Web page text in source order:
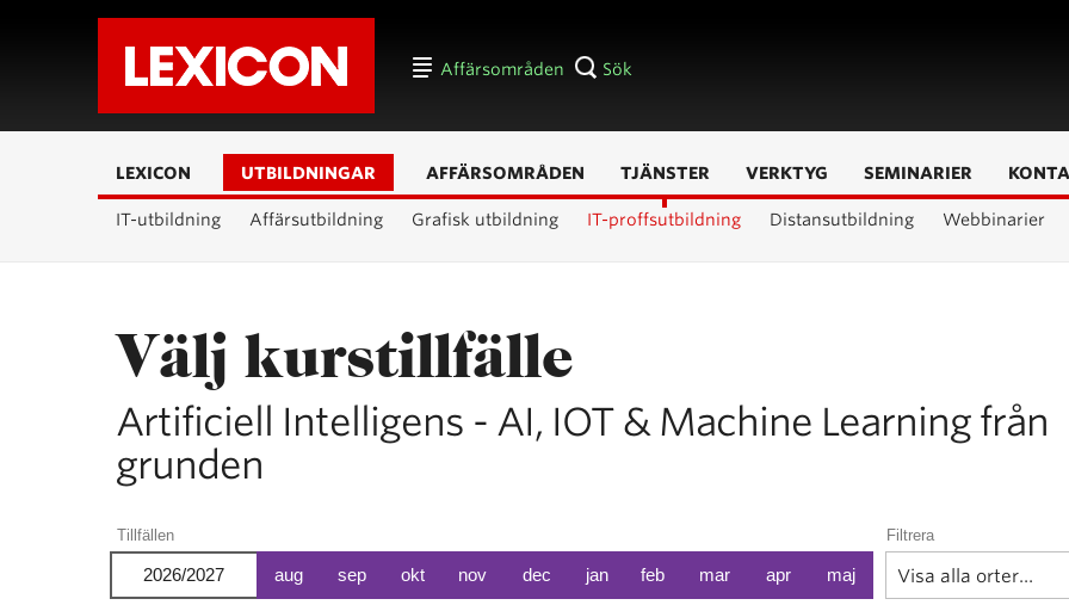
Affärsområden Sök
LEXICON UTBILDNINGAR
IT-utbildning Affärsutbildning Grafisk utbildning IT-proffsutbildning Distansutbildning Webbinarier
AFFÄRSOMRÅDEN TJÄNSTER VERKTYG SEMINARIER
Välj kurstillfälle
Artificiell Intelligens - AI, IOT & Machine Learning från
grunden
Tillfällen
2026/2027 aug sep okt nov dec jan feb mar apr maj
Filtrera